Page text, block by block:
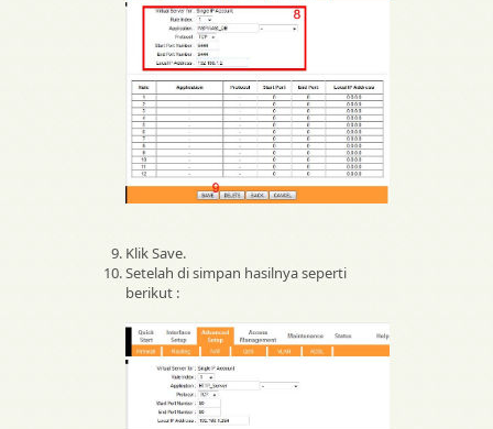
Klik Save.
Setelah di simpan hasilnya seperti
berikut :